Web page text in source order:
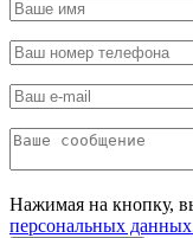
Нажимая на кнопку,
персональных